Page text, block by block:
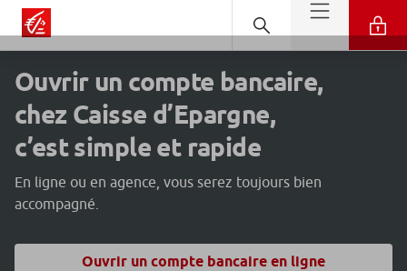
Ouvrir un compte bancaire,
chez Caisse d’Epargne,
c’est simple et rapide
En ligne ou en agence, vous serez toujours bien
accompagné.
Ouvrir un compte bancaire en ligne